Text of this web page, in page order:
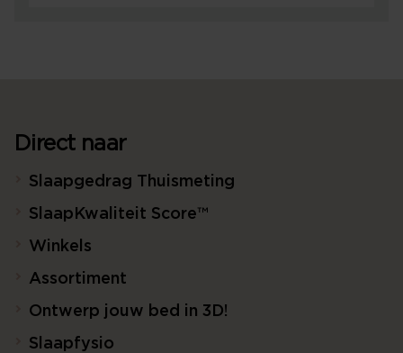
Direct naar
Slaapgedrag Thuismeting
SlaapKwaliteit Score™
Winkels
Assortiment
Ontwerp jouw bed in 3D!
Slaapfysio